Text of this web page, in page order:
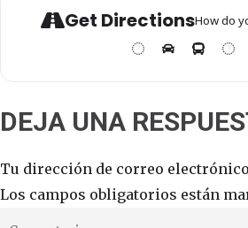
Get DirectionsHow do
DEJA UNA
Tu dirección de correo
Los campos obligatorios están